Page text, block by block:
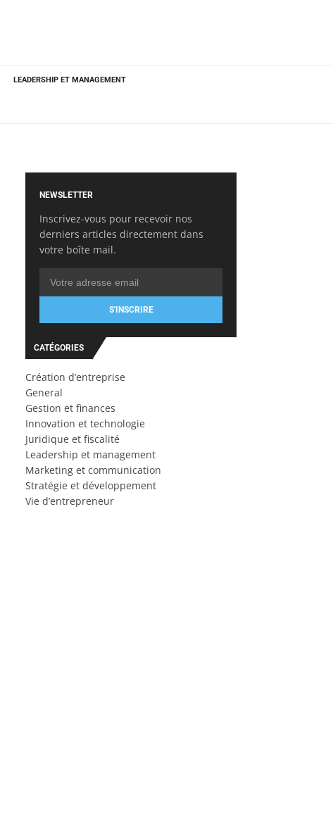
LEADERSHIP ET MANAGEMENT
NEWSLETTER
Inscrivez-vous pour recevoir nos
derniers articles directement dans
votre boîte mail.
S'INSCRIRE
CATÉGORIES
Création d’entreprise
General
Gestion et finances
Innovation et technologie
Juridique et fiscalité
Leadership et management
Marketing et communication
Stratégie et développement
Vie d’entrepreneur